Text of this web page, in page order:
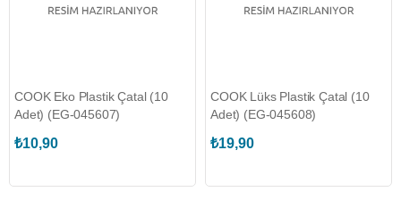
COOK Eko Plastik Çatal (10
Adet) (EG-045607)
₺10,90
COOK Lüks Plastik Çatal (10
Adet) (EG-045608)
₺19,90